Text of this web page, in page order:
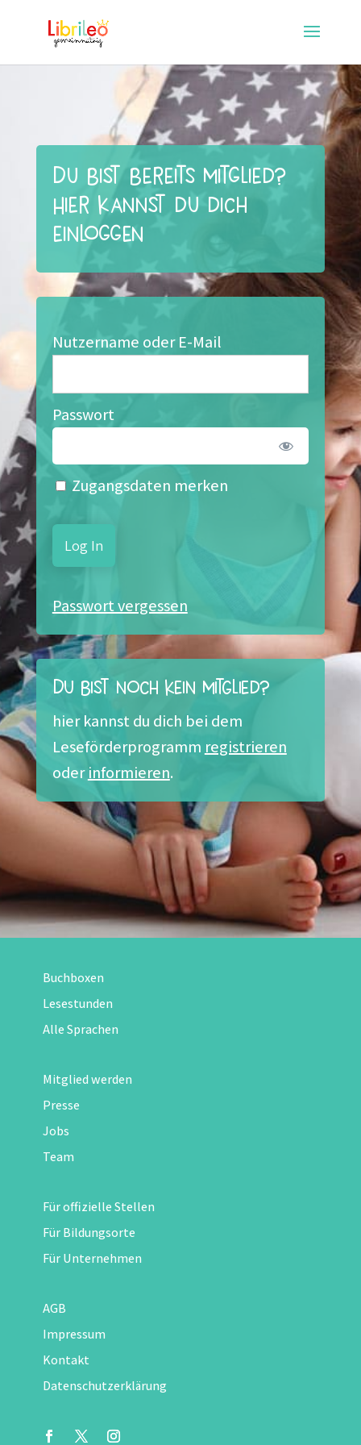
Du bist bereits Mitglied?
Hier kannst du dich
einloggen
Nutzername oder E-Mail
Passwort
Zugangsdaten merken
Passwort vergessen
Du bist noch kein Mitglied?
hier kannst du dich bei dem
Leseförderprogramm registrieren
oderinformieren.
Buchboxen
Lesestunden
Alle Sprachen
Mitglied werden
Presse
Jobs
Team
Für offizielle Stellen
Für Bildungsorte
Für Unternehmen
AGB
Impressum
Kontakt
Datenschutzerklärung